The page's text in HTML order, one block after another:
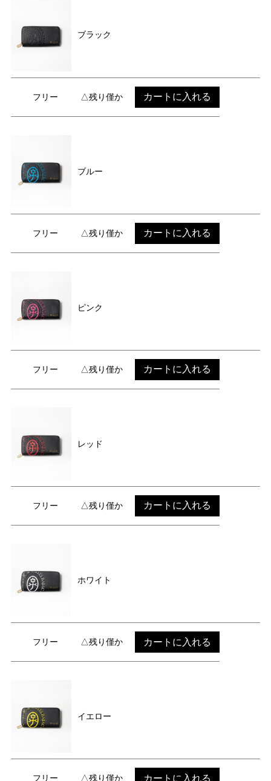
ブラック
フリー △残り僅か カートに入れる
ブルー
フリー △残り僅か カートに入れる
ピンク
フリー △残り僅か カートに入れる
レッド
フリー △残り僅か カートに入れる
ホワイト
フリー △残り僅か カートに入れる
イエロー
フリー △残り僅か カートに入れる